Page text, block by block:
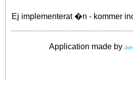
Ej implementerat �n - kommer
Application made by